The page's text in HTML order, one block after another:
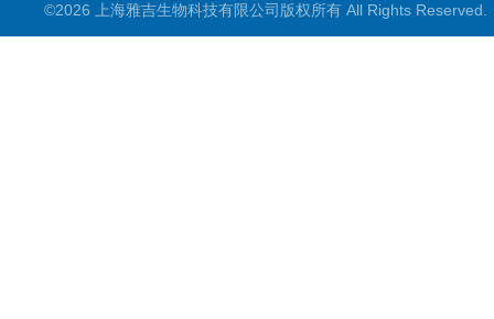
©2026 上海雅吉生物科技有限公司版权所有 All Rights